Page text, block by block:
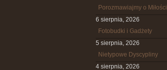
Porozmawiajmy o Miłości
6 sierpnia, 2026
Fotobudki i Gadżety
5 sierpnia, 2026
Nietypowe Dyscypliny
4 sierpnia, 2026